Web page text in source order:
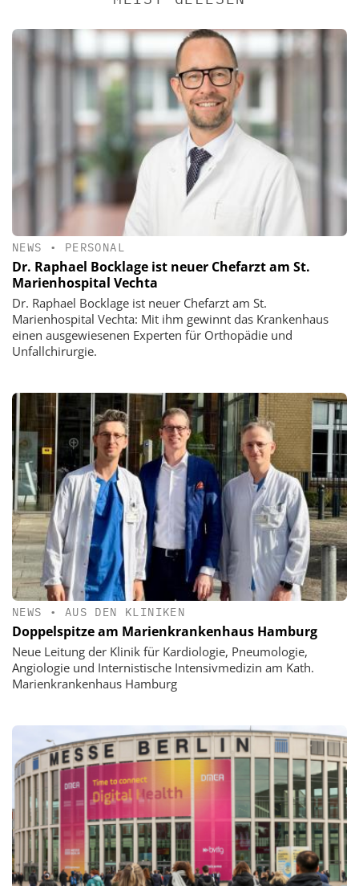
NEWS • PERSONAL
Dr. Raphael Bocklage ist neuer Chefarzt am St.
Marienhospital Vechta
Dr. Raphael Bocklage ist neuer Chefarzt am St.
Marienhospital Vechta: Mit ihm gewinnt das Krankenhaus
einen ausgewiesenen Experten für Orthopädie und
Unfallchirurgie.
NEWS • AUS DEN KLINIKEN
Doppelspitze am Marienkrankenhaus Hamburg
Neue Leitung der Klinik für Kardiologie, Pneumologie,
Angiologie und Internistische Intensivmedizin am Kath.
Marienkrankenhaus Hamburg